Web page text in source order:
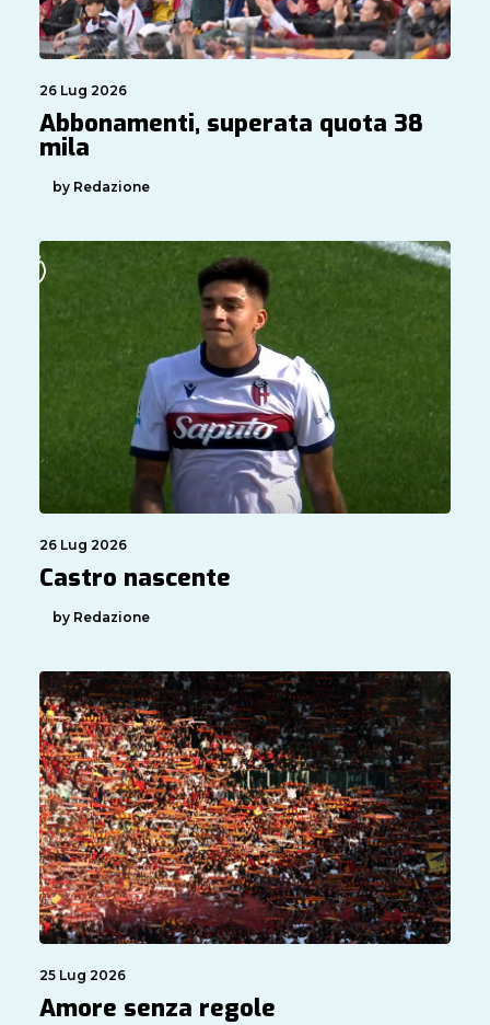
26 Lug 2026
Abbonamenti, superata quota 38
mila
by Redazione
26 Lug 2026
Castro nascente
by Redazione
25 Lug 2026
Amore senza regole